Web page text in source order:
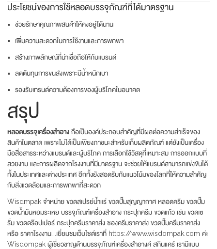
ประโยชน์ของการใช้หลอดบรรจุภัณฑ์ที่ได้มาตรฐาน
ช่วยรักษาคุณภาพสินค้าให้คงอยู่ได้นาน
เพิ่มความสะดวกในการใช้งานและการพกพา
สร้างภาพลักษณ์ที่น่าเชื่อถือให้กับแบรนด์
ลดต้นทุนการขนส่งเพราะมีน้ำหนักเบา
รองรับเทรนด์ความต้องการของผู้บริโภคในอนาคต
สรุป
หลอดบรรจุเครื่องสำอาง ถือเป็นองค์ประกอบสำคัญที่มีผลต่อความสำเร็จของ
สินค้าในตลาด เพราะไม่ได้เป็นเพียงภาชนะสำหรับเก็บผลิตภัณฑ์ แต่ยังเป็นเครื่อง
มือสื่อสารระหว่างแบรนด์และผู้บริโภค การเลือกใช้วัสดุที่เหมาะสม การออกแบบที่
สวยงาม และการผลิตจากโรงงานที่มีมาตรฐาน จะช่วยให้แบรนด์สามารถแข่งขันได้
ทั้งในประเทศและต่างประเทศ อีกทั้งยังสอดรับกับแนวโน้มของโลกที่ให้ความสำคัญ
กับสิ่งแวดล้อมและการพกพาที่สะดวก
Wisdmpak จำหน่าย ขวดสเปรย์น้ำแร่ ขวดปั๊มสุญญากาศ หลอดครีม ขวดปั๊ม
ขวดน้ำมันหอมระเหย บรรจุภัณฑ์เครื่องสำอาง กระปุกครีม ขวดแก้ว เช่น ขวดเซ
รั่ม ขวดดร๊อปเปอร์ กระปุกครีมราคาส่ง ซองครีมราคาส่ง ขวดปั๊มครีมราคาส่ง
หรือ ราคาโรงงาน….เยี่ยมชมเว็บไซต์เราที่ https://www.wisdompak.com ค่ะ
Wisdompak ผู้เชี่ยวชาญด้านบรรจุภัณฑ์เครื่องสำอางค์ สกินแคร์ เรามีแบบ